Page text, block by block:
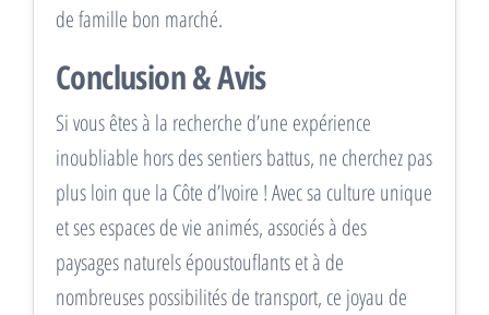
de famille bon marché.
Conclusion & Avis
Si vous êtes à la recherche d’une expérience
inoubliable hors des sentiers battus, ne cherchez pas
plus loin que la Côte d’Ivoire ! Avec sa culture unique
et ses espaces de vie animés, associés à des
paysages naturels époustouflants et à de
nombreuses possibilités de transport, ce joyau de